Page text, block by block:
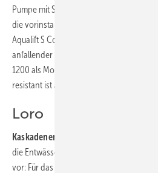
Pumpe mit Schwimmersteuerung. Das
die vorinstallierten Zuläufe vereinfachen
Aqualift S Compact für fäkalienfreies
anfallender Abwassermenge mit den
1200 als Mono- oder Duoanlage
resistant ist auch beständig gegen
Loro
Kaskadenentwässerung:
die Entwässerung von Dachterrassen,
vor: Für das Duostream-